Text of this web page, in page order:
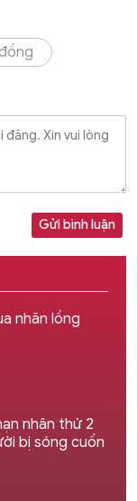
Gửi bình luận
nhãn lồng
nhân thứ 2
bị sóng cuốn